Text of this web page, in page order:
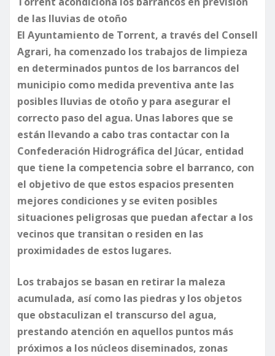
de las lluvias de otoño
El Ayuntamiento de Torrent, a través del Consell
Agrari, ha comenzado los trabajos de limpieza
en determinados puntos de los barrancos del
municipio como medida preventiva ante las
posibles lluvias de otoño y para asegurar el
correcto paso del agua. Unas labores que se
están llevando a cabo tras contactar con la
Confederación Hidrográfica del Júcar, entidad
que tiene la competencia sobre el barranco, con
el objetivo de que estos espacios presenten
mejores condiciones y se eviten posibles
situaciones peligrosas que puedan afectar a los
vecinos que transitan o residen en las
proximidades de estos lugares.
Los trabajos se basan en retirar la maleza
acumulada, así como las piedras y los objetos
que obstaculizan el transcurso del agua,
prestando atención en aquellos puntos más
próximos a los núcleos diseminados, zonas